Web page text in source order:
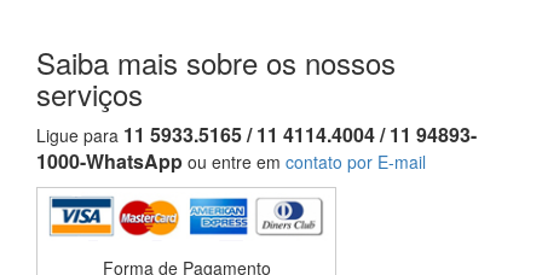
Saiba mais sobre os nossos
serviços
Ligue para 11 5933.5165 / 11 4114.4004 / 11 94893-
1000-WhatsApp ou entre em contato por E-mail
Forma de Pagamento